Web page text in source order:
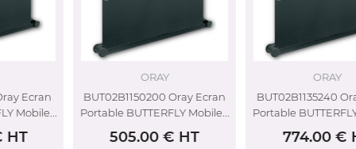
BUT02B1150200 Oray Ecran
Portable BUTTERFLY Mobile...
505.00 € HT
BUT02B1135240 Oray Ecran
Portable BUTTERFLY Mobile...
774.00 € HT